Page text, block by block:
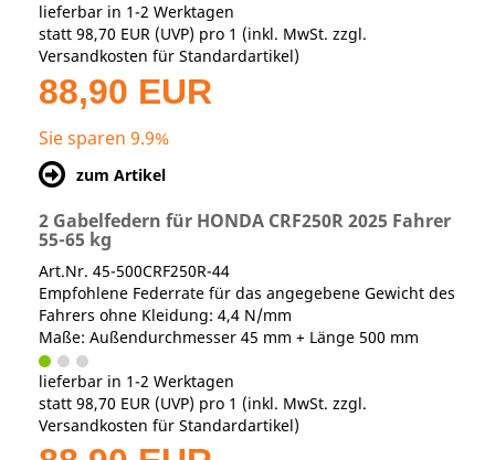
lieferbar in 1-2 Werktagen
statt 98,70 EUR (UVP) pro 1 (inkl. MwSt. zzgl.
Versandkosten für Standardartikel)
88,90 EUR
Sie sparen 9.9%
zum Artikel
2 Gabelfedern für HONDA CRF250R 2025 Fahrer
55-65 kg
Art.Nr. 45-500CRF250R-44
Empfohlene Federrate für das angegebene Gewicht des
Fahrers ohne Kleidung: 4,4 N/mm
Maße: Außendurchmesser 45 mm + Länge 500 mm
lieferbar in 1-2 Werktagen
statt 98,70 EUR (UVP) pro 1 (inkl. MwSt. zzgl.
Versandkosten für Standardartikel)